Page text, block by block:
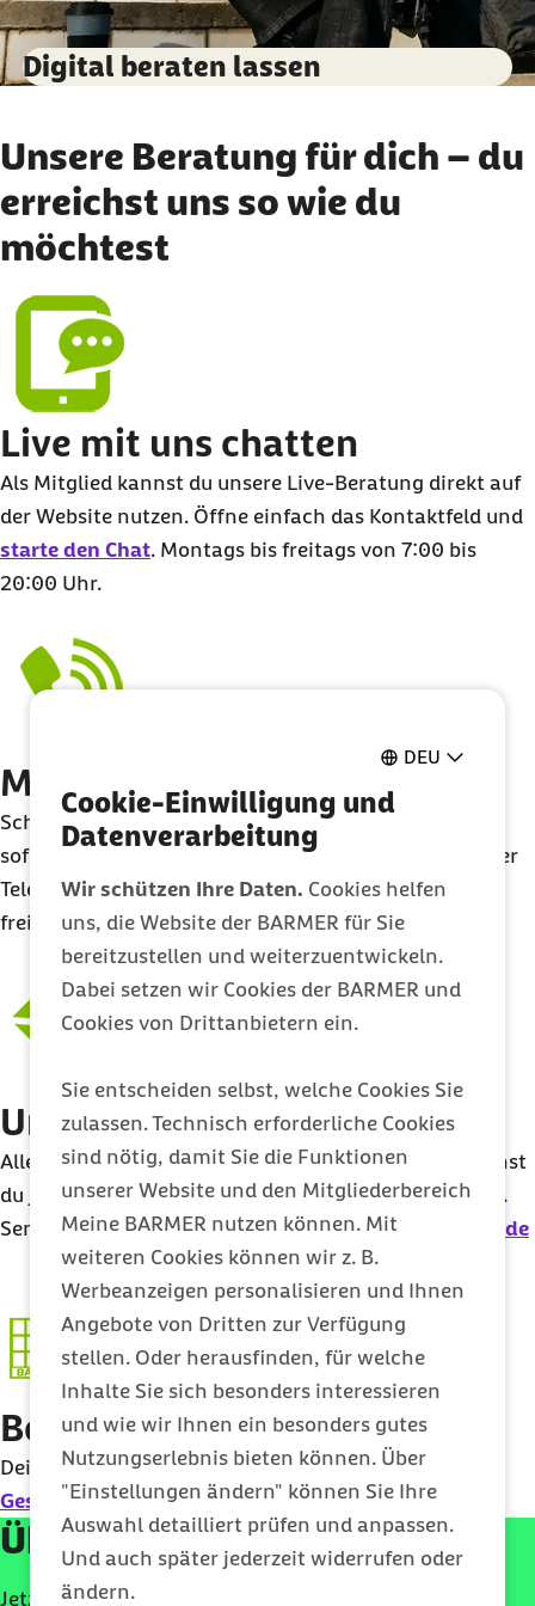
DEU
Cookie-Einwilligung und
Datenverarbeitung
Wir schützen Ihre Daten. Cookies helfen
uns, die Website der BARMER für Sie
bereitzustellen und weiterzuentwickeln.
Dabei setzen wir Cookies der BARMER und
Cookies von Drittanbietern ein.
Sie entscheiden selbst, welche Cookies Sie
zulassen. Technisch erforderliche Cookies
sind nötig, damit Sie die Funktionen
unserer Website und den Mitgliederbereich
Meine BARMER nutzen können. Mit
weiteren Cookies können wir z. B.
Werbeanzeigen personalisieren und Ihnen
Angebote von Dritten zur Verfügung
stellen. Oder herausfinden, für welche
Inhalte Sie sich besonders interessieren
und wie wir Ihnen ein besonders gutes
Nutzungserlebnis bieten können. Über
"Einstellungen ändern" können Sie Ihre
Auswahl detailliert prüfen und anpassen.
Und auch später jederzeit widerrufen oder
ändern.
Digital beraten lassen
Unsere Beratung für dich – du
erreichst uns so wie du
möchtest
Live mit uns chatten
Als Mitglied kannst du unsere Live-Beratung direkt auf
der Website nutzen. Öffne einfach das Kontaktfeld und
starte den Chat. Montags bis freitags von 7:00 bis
20:00 Uhr.
Mit uns telefonieren
Schneller geht’s nicht: Ruf uns einfach an, wenn du
sofort etwas wissen musst. Am besten direkt unter der
Telefonnummer0202 568 333 0 333,montags bis
freitags von 8 bis 20 Uhr.
Uns per E-Mail erreichen
Alles, was du nicht über unsere Website findest, kannst
du jederzeit auch direkt per E-Mail bei uns anfordern.
Sende einfach eine Nachricht aninteresse@barmer.de
Bei uns vorbeikommen
Deine BARMER vor Ort findest du über unsere
Geschäftsstellensuche.
Überzeugt von der Barmer?
Jetzt Online-Antrag ausfüllen und direkt Mitglied